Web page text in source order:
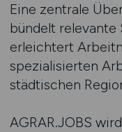
Eine zentrale
bündelt relevante
erleichtert
spezialisierten
städtischen
AGRAR.JOBS